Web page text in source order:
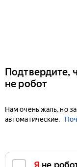
Подтвердите,
не робот
Нам очень жаль, но
автоматические.
Я не